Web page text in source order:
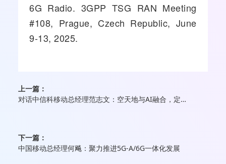
6G Radio. 3GPP TSG RAN Meeting
#108, Prague, Czech Republic, June
9-13, 2025.
上一篇：
对话中信科移动总经理范志文：空天地与AI融合，定义6G时代通信新坐标
下一篇：
中国移动总经理何飚：聚力推进5G-A/6G一体化发展